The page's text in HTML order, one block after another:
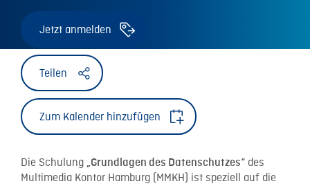
Jetzt anmelden
Teilen
Zum Kalender hinzufügen
Die Schulung „Grundlagen des Datenschutzes“ des
Multimedia Kontor Hamburg (MMKH) ist speziell auf die